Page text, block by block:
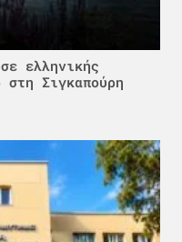
ελληνικής
στη Σιγκαπούρη